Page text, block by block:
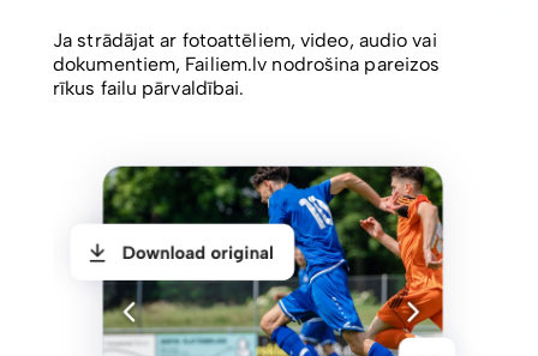
Ja strādājat ar fotoattēliem, video, audio vai
dokumentiem, Failiem.lv nodrošina pareizos
rīkus failu pārvaldībai.